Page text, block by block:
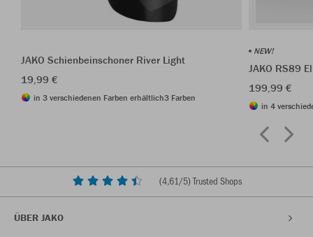
JAKO Schienbeinschoner River Light
19,99 €
in 3 verschiedenen Farben erhältlich3 Farben
NEW!
JAKO RS89
199,99 €
in 4
(4,61/5) Trusted Shops
ÜBER JAKO